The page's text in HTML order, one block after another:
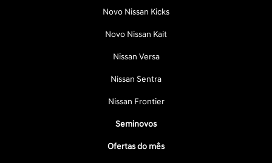
Novo Nissan Kicks
Novo Nissan Kait
Nissan Versa
Nissan Sentra
Nissan Frontier
Seminovos
Ofertas do mês